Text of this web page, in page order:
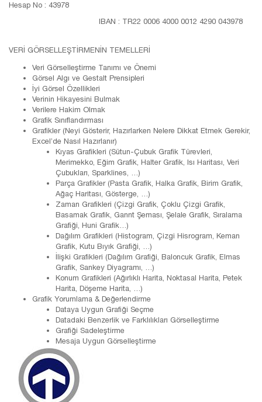
Hesap No : 43978
IBAN : TR22 0006 4000 0012 4290 043978
VERİ GÖRSELLEŞTİRMENİN TEMELLERİ
Veri Görselleştirme Tanımı ve Önemi
Görsel Algı ve Gestalt Prensipleri
İyi Görsel Özellikleri
Verinin Hikayesini Bulmak
Verilere Hakim Olmak
Grafik Sınıflandırması
Grafikler (Neyi Gösterir, Hazırlarken Nelere Dikkat Etmek Gerekir,
Excel’de Nasıl Hazırlanır)
Kıyas Grafikleri (Sütun-Çubuk Grafik Türevleri,
Merimekko, Eğim Grafik, Halter Grafik, Isı Haritası, Veri
Çubukları, Sparklines, …)
Parça Grafikler (Pasta Grafik, Halka Grafik, Birim Grafik,
Ağaç Haritası, Gösterge, …)
Zaman Grafikleri (Çizgi Grafik, Çoklu Çizgi Grafik,
Basamak Grafik, Gannt Şeması, Şelale Grafik, Sıralama
Grafiği, Huni Grafik…)
Dağılım Grafikleri (Histogram, Çizgi Hisrogram, Keman
Grafik, Kutu Bıyık Grafiği, …)
İlişki Grafikleri (Dağılım Grafiği, Baloncuk Grafik, Elmas
Grafik, Sankey Diyagramı, …)
Konum Grafikleri (Ağırlıklı Harita, Noktasal Harita, Petek
Harita, Döşeme Harita, …)
Grafik Yorumlama & Değerlendirme
Dataya Uygun Grafiği Seçme
Datadaki Benzerlik ve Farklılıkları Görselleştirme
Grafiği Sadeleştirme
Mesaja Uygun Görselleştirme